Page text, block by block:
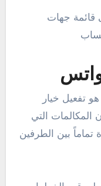
قائمة جهات
تفعيل خيار
المكالمات التي
تماماً بين الطرفين